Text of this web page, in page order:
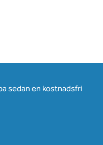
sedan en kostnadsfri